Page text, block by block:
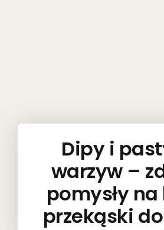
Dipy i
warzyw –
pomysły
przekąski